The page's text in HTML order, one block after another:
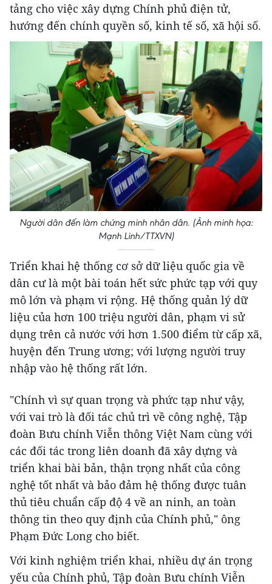
tảng cho việc xây dựng Chính phủ điện tử,
hướng đến chính quyền số, kinh tế số, xã hội số.
Người dân đến làm chứng minh nhân dân. (Ảnh minh họa:
Mạnh Linh/TTXVN)
Triển khai hệ thống cơ sở dữ liệu quốc gia về
dân cư là một bài toán hết sức phức tạp với quy
mô lớn và phạm vi rộng. Hệ thống quản lý dữ
liệu của hơn 100 triệu người dân, phạm vi sử
dụng trên cả nước với hơn 1.500 điểm từ cấp xã,
huyện đến Trung ương; với lượng người truy
nhập vào hệ thống rất lớn.
"Chính vì sự quan trọng và phức tạp như vậy,
với vai trò là đối tác chủ trì về công nghệ, Tập
đoàn Bưu chính Viễn thông Việt Nam cùng với
các đối tác trong liên doanh đã xây dựng và
triển khai bài bản, thận trọng nhất của công
nghệ tốt nhất và bảo đảm hệ thống được tuân
thủ tiêu chuẩn cấp độ 4 về an ninh, an toàn
thông tin theo quy định của Chính phủ," ông
Phạm Đức Long cho biết.
Với kinh nghiệm triển khai, nhiều dự án trọng
yếu của Chính phủ, Tập đoàn Bưu chính Viễn